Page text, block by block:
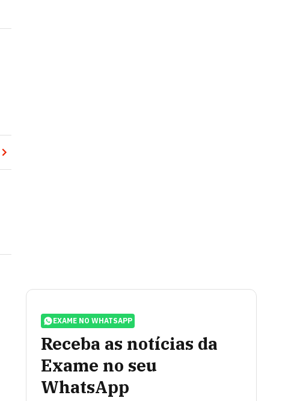
EXAME NO WHATSAPP
Receba as notícias da
Exame no seu
WhatsApp